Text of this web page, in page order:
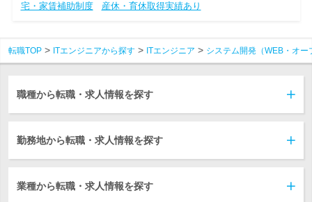
宅・家賃補助制度
産休・育休取得実績あり
転職TOP ITエンジニアから探す ITエンジニア システム開発（WEB・オ
職種から転職・求人情報を探す
勤務地から転職・求人情報を探す
業種から転職・求人情報を探す